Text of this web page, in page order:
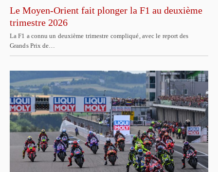
Le Moyen-Orient fait plonger la F1 au deuxième
trimestre 2026
La F1 a connu un deuxième trimestre compliqué, avec le report des
Grands Prix de…